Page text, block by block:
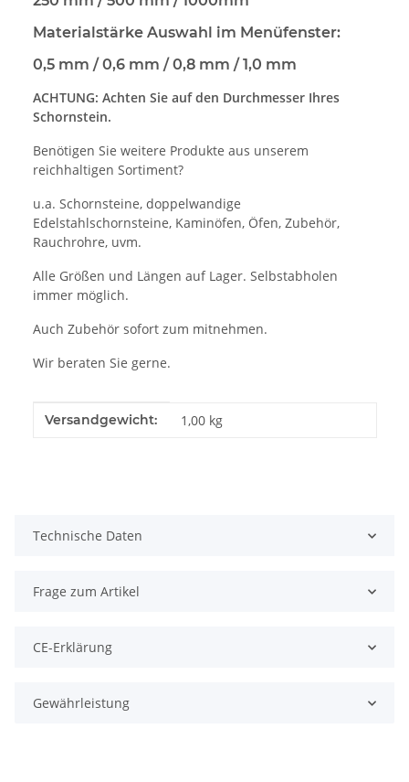
Materialstärke Auswahl im Menüfenster:
0,5 mm / 0,6 mm / 0,8 mm / 1,0 mm
ACHTUNG: Achten Sie auf den Durchmesser Ihres
Schornstein.
Benötigen Sie weitere Produkte aus unserem
reichhaltigen Sortiment?
u.a. Schornsteine, doppelwandige
Edelstahlschornsteine, Kaminöfen, Öfen, Zubehör,
Rauchrohre, uvm.
Alle Größen und Längen auf Lager. Selbstabholen
immer möglich.
Auch Zubehör sofort zum mitnehmen.
Wir beraten Sie gerne.
Produkteigenschaft
Wert
Versandgewicht: 1,00 kg
Technische Daten
Frage zum Artikel
CE-Erklärung
Gewährleistung